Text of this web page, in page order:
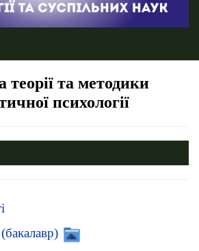
теорії та методики
психології